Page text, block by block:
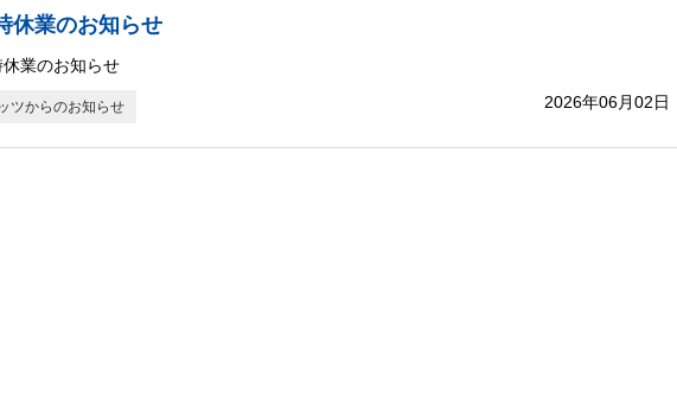
休業のお知らせ
休業のお知らせ
ツからのお知らせ 2026年06月02日